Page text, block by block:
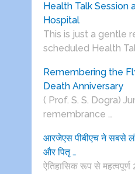
Health Talk Session
Hospital
This is just a gentle
scheduled Health
Remembering the
Death Anniversary
( Prof. S. S. Dogra)
remembrance …
आरजेएस पीबीएच ने सबसे
और पितृ …
ऐतिहासिक रूप से